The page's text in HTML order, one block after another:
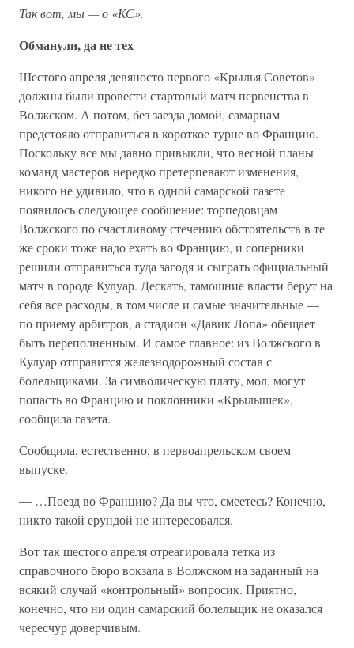
Так вот, мы — о «КС».
Обманули, да не тех
Шестого апреля девяносто первого «Крылья Советов»
должны были провести стартовый матч первенства в
Волжском. А потом, без заезда домой, самарцам
предстояло отправиться в короткое турне во Францию.
Поскольку все мы давно привыкли, что весной планы
команд мастеров нередко претерпевают изменения,
никого не удивило, что в одной самарской газете
появилось следующее сообщение: торпедовцам
Волжского по счастливому стечению обстоятельств в те
же сроки тоже надо ехать во Францию, и соперники
решили отправиться туда загодя и сыграть официальный
матч в городе Кулуар. Дескать, тамошние власти берут на
себя все расходы, в том числе и самые значительные —
по приему арбитров, а стадион «Давик Лопа» обещает
быть переполненным. И самое главное: из Волжского в
Кулуар отправится железнодорожный состав с
болельщиками. За символическую плату, мол, могут
попасть во Францию и поклонники «Крылышек»,
сообщила газета.
Сообщила, естественно, в первоапрельском своем
выпуске.
— …Поезд во Францию? Да вы что, смеетесь? Конечно,
никто такой ерундой не интересовался.
Вот так шестого апреля отреагировала тетка из
справочного бюро вокзала в Волжском на заданный на
всякий случай «контрольный» вопросик. Приятно,
конечно, что ни один самарский болельщик не оказался
чересчур доверчивым.